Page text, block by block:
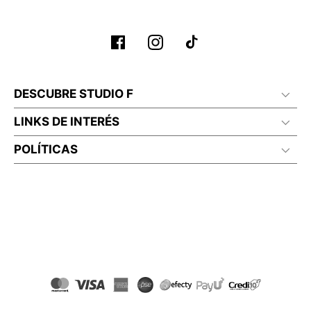
DESCUBRE STUDIO F
LINKS DE INTERÉS
POLÍTICAS